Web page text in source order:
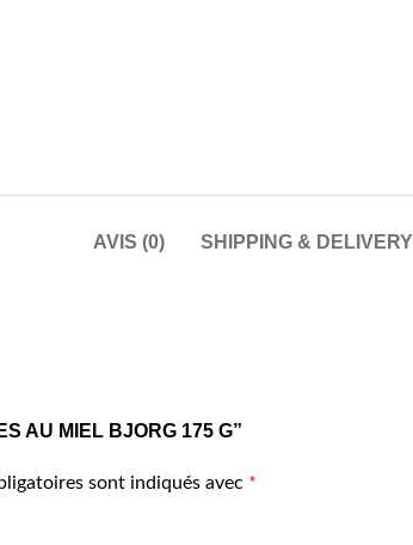
AVIS (0) SHIPPING & DELIVERY
AU MIEL BJORG 175 G”
sont indiqués avec *